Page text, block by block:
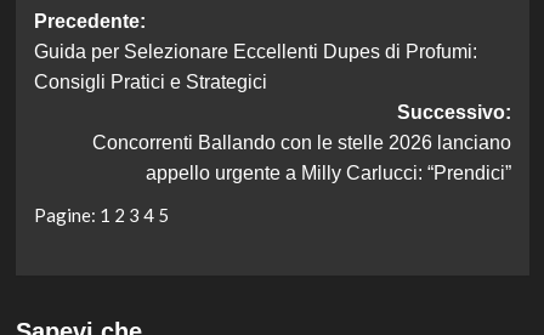
Navigazione
articolo
Precedente:
Guida per Selezionare Eccellenti Dupes di Profumi:
Consigli Pratici e Strategici
Successivo:
Concorrenti Ballando con le stelle 2026 lanciano
appello urgente a Milly Carlucci: “Prendici”
Pagine: 1 2 3 4 5